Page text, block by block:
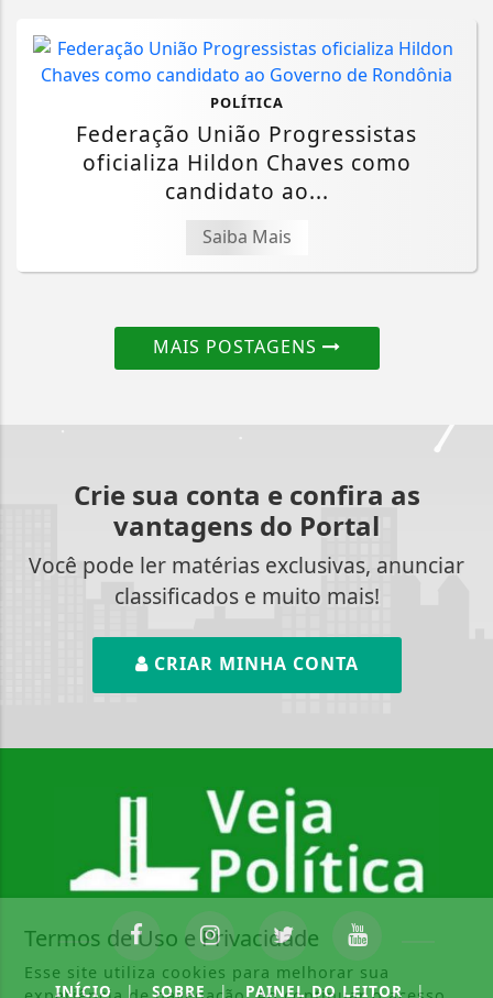
POLÍTICA
Federação União Progressistas
oficializa Hildon Chaves como
candidato ao...
Saiba Mais
MAIS POSTAGENS
Crie sua conta e confira as
vantagens do Portal
Você pode ler matérias exclusivas, anunciar
classificados e muito mais!
CRIAR MINHA CONTA
INÍCIO | SOBRE | PAINEL DO LEITOR |
Termos de Uso e Privacidade
Esse site utiliza cookies para melhorar sua